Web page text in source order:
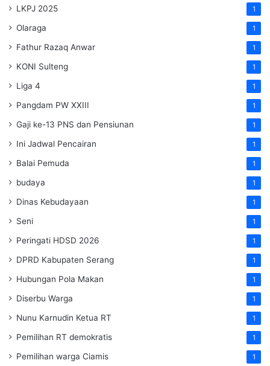
LKPJ 2025 1
Olaraga 1
Fathur Razaq Anwar 1
KONI Sulteng 1
Liga 4 1
Pangdam PW XXIII 1
Gaji ke-13 PNS dan Pensiunan 1
Ini Jadwal Pencairan 1
Balai Pemuda 1
budaya 1
Dinas Kebudayaan 1
Seni 1
Peringati HDSD 2026 1
DPRD Kabupaten Serang 1
Hubungan Pola Makan 1
Diserbu Warga 1
Nunu Karnudin Ketua RT 1
Pemilihan RT demokratis 1
Pemilihan warga Ciamis 1